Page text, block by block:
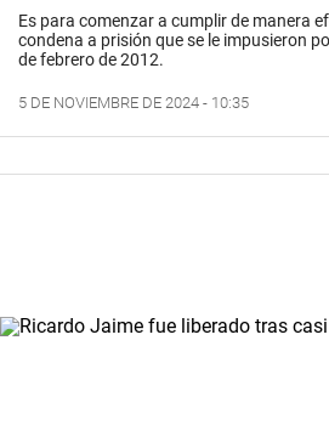
Es para comenzar a cumplir de manera
condena a prisión que se le impusieron
de febrero de 2012.
5 DE NOVIEMBRE DE 2024 - 10:35